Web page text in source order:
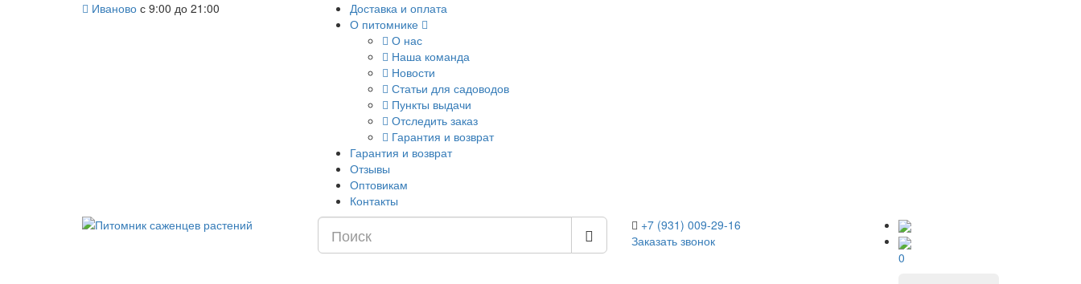
Иваново с 9:00 до 21:00
Доставка и оплата
О питомнике
О нас
Наша команда
Новости
Статьи для садоводов
Пункты выдачи
Отследить заказ
Гарантия и возврат
Гарантия и возврат
Отзывы
Оптовикам
Контакты
+7 (931) 009-29-16
Заказать звонок
0